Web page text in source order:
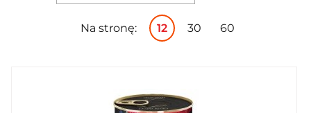
Na stronę: 12 30 60